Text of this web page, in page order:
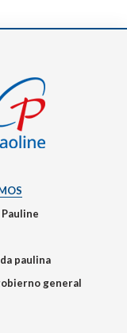
paulina
general